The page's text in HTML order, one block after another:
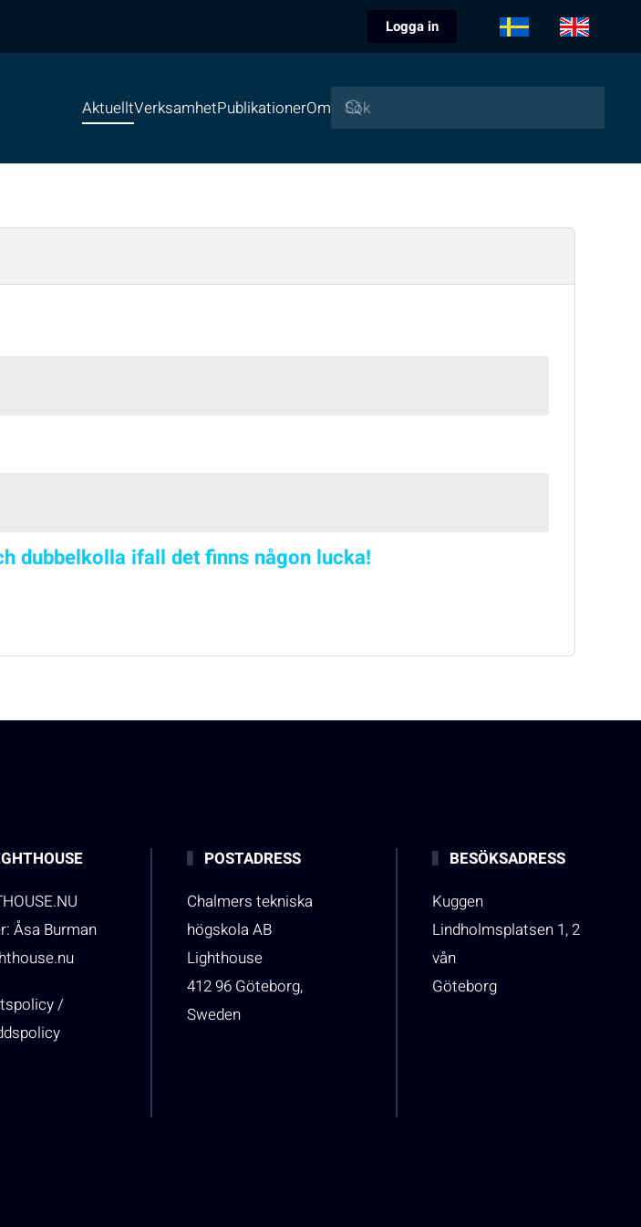
Logga in
AktuelltVerksamhetPublikationerOm
dubbelkolla ifall det finns någon lucka!
Åsa Burman
/
POSTADRESS
Chalmers tekniska
högskola AB
Lighthouse
412 96 Göteborg,
Sweden
BESÖKSADRESS
Kuggen
Lindholmsplatsen 1, 2
vån
Göteborg